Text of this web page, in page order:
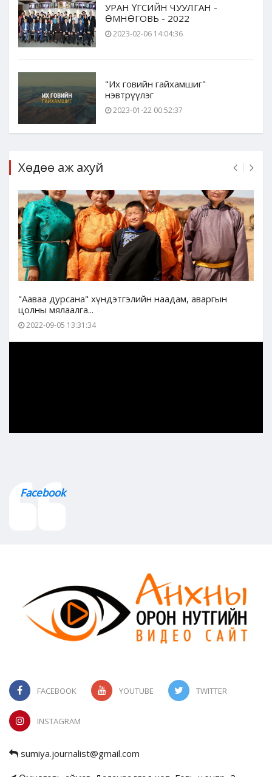
УРАН ҮГСИЙН ЧУУЛГАН -
ӨМНӨГОВЬ - 2022
2023-02-06 14:04:36
"Их говийн гайхамшиг"
нэвтрүүлэг
2023-01-22 00:52:37
Хөдөө аж ахуй
"Ааваа дурсана" хүндэтгэлийн наадам, аваргын
цолны мялаалга...
2022-09-05 13:31:34
Facebook
FACEBOOK YOUTUBE TWITTER
INSTAGRAM
sumiya.journalist@gmail.com